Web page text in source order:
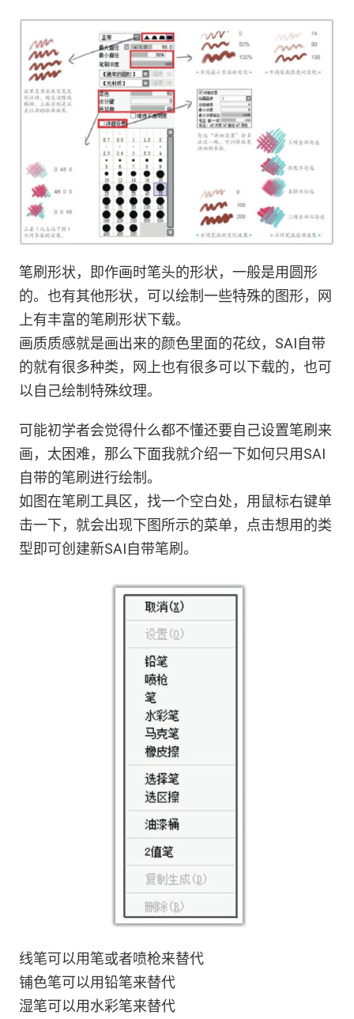
笔刷形状，即作画时笔头的形状，一般是用圆形
的。也有其他形状，可以绘制一些特殊的图形，网
上有丰富的笔刷形状下载。
画质质感就是画出来的颜色里面的花纹，SAI自带
的就有很多种类，网上也有很多可以下载的，也可
以自己绘制特殊纹理。
可能初学者会觉得什么都不懂还要自己设置笔刷来
画，太困难，那么下面我就介绍一下如何只用SAI
自带的笔刷进行绘制。
如图在笔刷工具区，找一个空白处，用鼠标右键单
击一下，就会出现下图所示的菜单，点击想用的类
型即可创建新SAI自带笔刷。
线笔可以用笔或者喷枪来替代
铺色笔可以用铅笔来替代
湿笔可以用水彩笔来替代